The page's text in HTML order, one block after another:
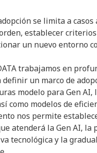
se limita a casos
establecer
un nuevo entorno
trabajamos en
definir un marco de
modelo para Gen
como modelos de
nos permite
atenderá la Gen AI,
tecnológica y la